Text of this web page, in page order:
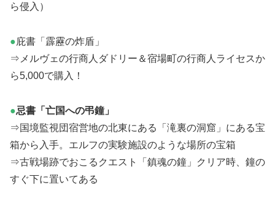
ら侵入）
●庇書「霹靂の炸盾」
⇒メルヴェの行商人ダドリー＆宿場町の行商人ライセスか
ら5,000で購入！
●忌書「亡国への弔鐘」
⇒国境監視団宿営地の北東にある「滝裏の洞窟」にある宝
箱から入手。エルフの実験施設のような場所の宝箱
⇒古戦場跡でおこるクエスト「鎮魂の鐘」クリア時、鐘の
すぐ下に置いてある